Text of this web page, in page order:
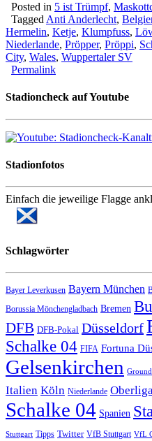
Posted in 5 ist Trümpf,
Tagged Anti Anderlecht,
Hermelin, Ketje, Klumpfuss,
Niederlande, Pröpper, Pröppi,
City, Wales, Wuppertaler SV
Permalink
Stadioncheck auf Youtube
Stadionfotos
Einfach die jeweilige Flagge
Schlagwörter
Bayer Leverkusen Bayern München
Borussia Mönchengladbach Bremen
DFB DFB-Pokal Düsseldorf
Schalke 04 FIFA Fortuna
Gelsenkirchen
Italien Köln Niederlande Oberliga
Schalke 04 Spanien
Stuttgart Tipps Twitter VfB Stuttgart VfL